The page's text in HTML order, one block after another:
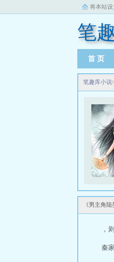
将本站
笔
首 页
笔趣库小说
《男主角
，
秦